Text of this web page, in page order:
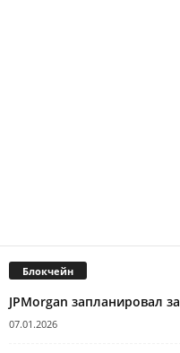
Блокчейн
JPMorgan запланировал
07.01.2026